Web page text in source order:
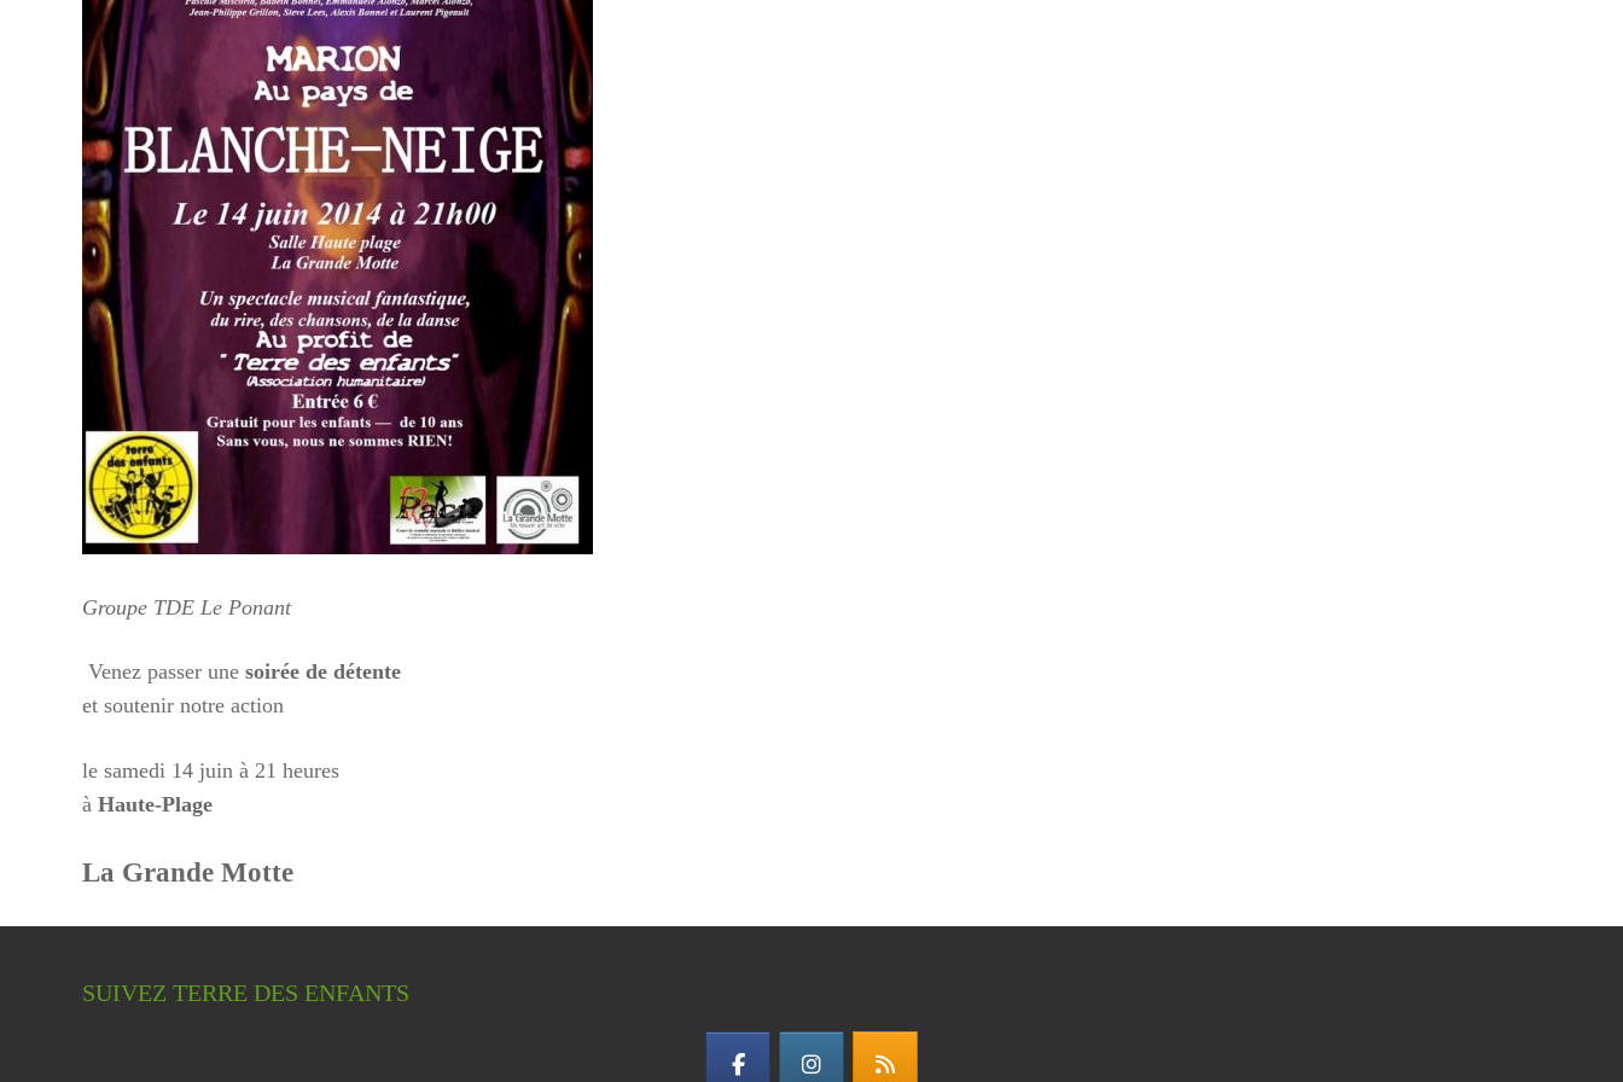
Groupe TDE Le Ponant
Venez passer une soirée de détente
et soutenir notre action
le samedi 14 juin à 21 heures
à Haute-Plage
La Grande Motte
SUIVEZ TERRE DES ENFANTS
ou nous réclamer un rib si vous souhaitez faire un virement ( à
contact@terredesenfants.fr)
Lecteur
vidéo